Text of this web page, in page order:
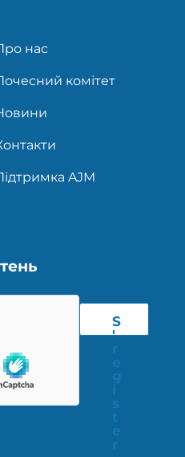
нас
комітет
AJM
S
'